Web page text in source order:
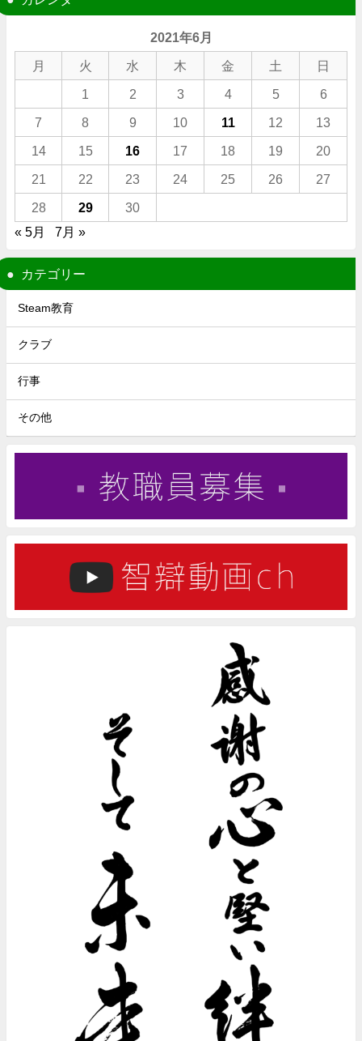
2021年6月
月 火 水 木 金 土 日
1 2 3 4 5 6
7 8 9 10 11 12 13
14 15 16 17 18 19 20
21 22 23 24 25 26 27
28 29
30
« 5月
7月 »
カテゴリー
Steam教育
クラブ
行事
その他